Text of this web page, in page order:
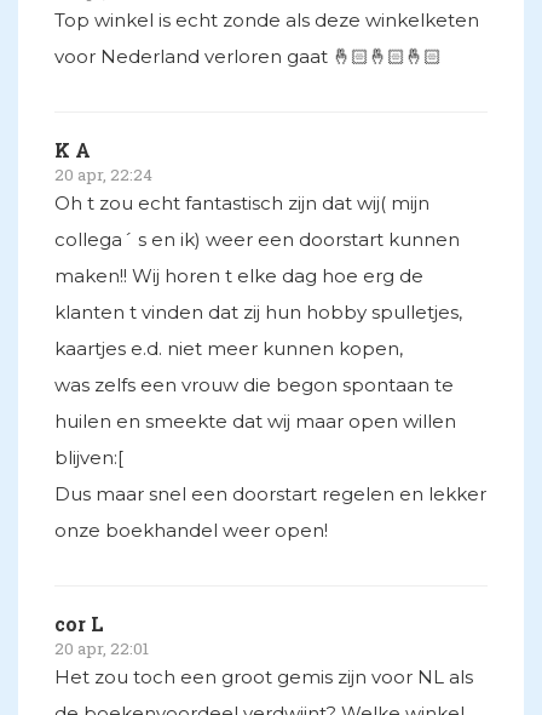
Top winkel is echt zonde als deze winkelketen
voor Nederland verloren gaat 🤞🏻🤞🏻🤞🏻
K A
20 apr, 22:24
Oh t zou echt fantastisch zijn dat wij( mijn
collega´ s en ik) weer een doorstart kunnen
maken!! Wij horen t elke dag hoe erg de
klanten t vinden dat zij hun hobby spulletjes,
kaartjes e.d. niet meer kunnen kopen,
was zelfs een vrouw die begon spontaan te
huilen en smeekte dat wij maar open willen
blijven:[
Dus maar snel een doorstart regelen en lekker
onze boekhandel weer open!
cor L
20 apr, 22:01
Het zou toch een groot gemis zijn voor NL als